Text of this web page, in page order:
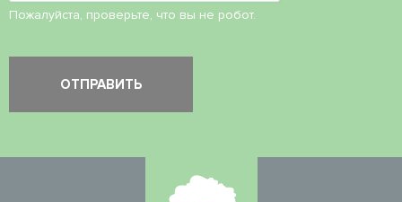
Пожалуйста, проверьте, что вы не робот.